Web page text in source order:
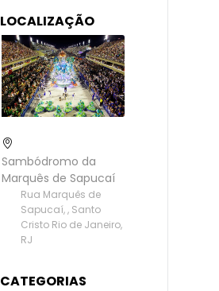
LOCALIZAÇÃO
Sambódromo da
Marquês de Sapucaí
Rua Marquês de
Sapucaí, , Santo
Cristo Rio de Janeiro,
RJ
CATEGORIAS